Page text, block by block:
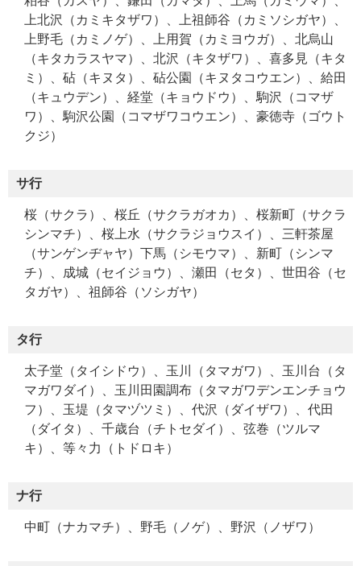
上北沢（カミキタザワ）、上祖師谷（カミソシガヤ）、
上野毛（カミノゲ）、上用賀（カミヨウガ）、北烏山
（キタカラスヤマ）、北沢（キタザワ）、喜多見（キタ
ミ）、砧（キヌタ）、砧公園（キヌタコウエン）、給田
（キュウデン）、経堂（キョウドウ）、駒沢（コマザ
ワ）、駒沢公園（コマザワコウエン）、豪徳寺（ゴウト
クジ）
サ行
桜（サクラ）、桜丘（サクラガオカ）、桜新町（サクラ
シンマチ）、桜上水（サクラジョウスイ）、三軒茶屋
（サンゲンヂャヤ）下馬（シモウマ）、新町（シンマ
チ）、成城（セイジョウ）、瀬田（セタ）、世田谷（セ
タガヤ）、祖師谷（ソシガヤ）
タ行
太子堂（タイシドウ）、玉川（タマガワ）、玉川台（タ
マガワダイ）、玉川田園調布（タマガワデンエンチョウ
フ）、玉堤（タマヅツミ）、代沢（ダイザワ）、代田
（ダイタ）、千歳台（チトセダイ）、弦巻（ツルマ
キ）、等々力（トドロキ）
ナ行
中町（ナカマチ）、野毛（ノゲ）、野沢（ノザワ）